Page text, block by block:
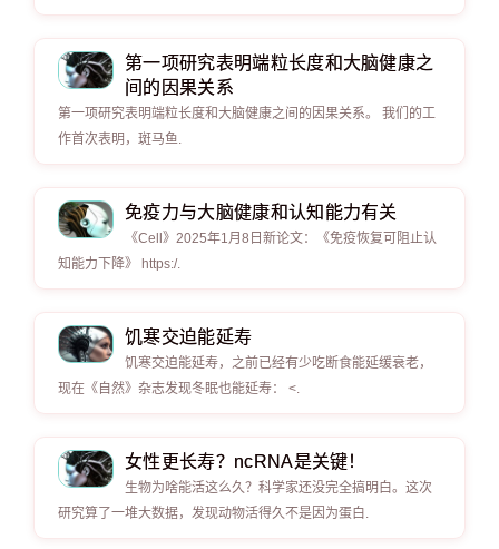
第一项研究表明端粒长度和大脑健康之
间的因果关系
第一项研究表明端粒长度和大脑健康之间的因果关系。 我们的工
作首次表明，斑马鱼.
免疫力与大脑健康和认知能力有关
《Cell》2025年1月8日新论文：《免疫恢复可阻止认
知能力下降》 https:/.
饥寒交迫能延寿
饥寒交迫能延寿，之前已经有少吃断食能延缓衰老，
现在《自然》杂志发现冬眠也能延寿： <.
女性更长寿？ncRNA是关键！
生物为啥能活这么久？科学家还没完全搞明白。这次
研究算了一堆大数据，发现动物活得久不是因为蛋白.